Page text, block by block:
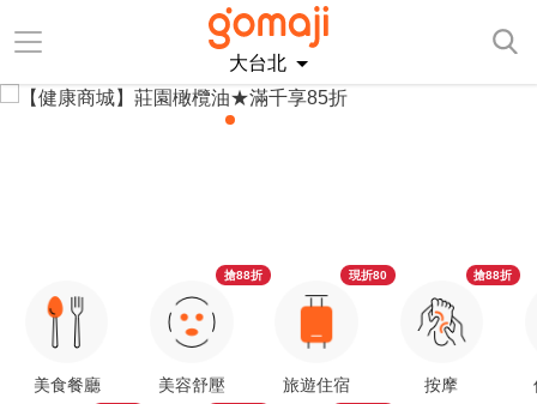
大台北
美食餐廳 美容舒壓
搶88折
旅遊住宿
現折80
按摩
搶88折